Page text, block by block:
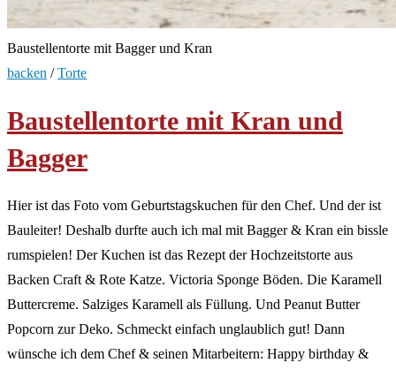
Baustellentorte mit Bagger und Kran
backen /Torte
Baustellentorte mit Kran und
Bagger
Hier ist das Foto vom Geburtstagskuchen für den Chef. Und der ist
Bauleiter! Deshalb durfte auch ich mal mit Bagger & Kran ein bissle
rumspielen! Der Kuchen ist das Rezept der Hochzeitstorte aus
Backen Craft & Rote Katze. Victoria Sponge Böden. Die Karamell
Buttercreme. Salziges Karamell als Füllung. Und Peanut Butter
Popcorn zur Deko. Schmeckt einfach unglaublich gut! Dann
wünsche ich dem Chef & seinen Mitarbeitern: Happy birthday &